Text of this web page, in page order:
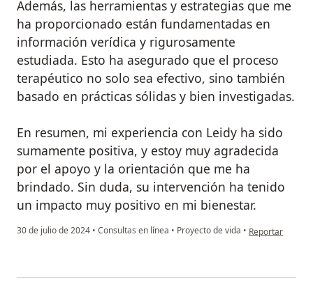
Además, las herramientas y estrategias que me
ha proporcionado están fundamentadas en
información verídica y rigurosamente
estudiada. Esto ha asegurado que el proceso
terapéutico no solo sea efectivo, sino también
basado en prácticas sólidas y bien investigadas.
En resumen, mi experiencia con Leidy ha sido
sumamente positiva, y estoy muy agradecida
por el apoyo y la orientación que me ha
brindado. Sin duda, su intervención ha tenido
un impacto muy positivo en mi bienestar.
30 de julio de 2024 • Consultas en línea • Proyecto de vida • en opinión del
Reportar